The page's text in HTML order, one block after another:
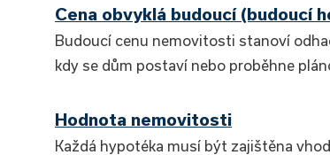
Cena obvyklá budoucí (budoucí
Budoucí cenu nemovitosti stanoví
kdy se dům postaví nebo proběhne
Hodnota nemovitosti
Každá hypotéka musí být zajištěna